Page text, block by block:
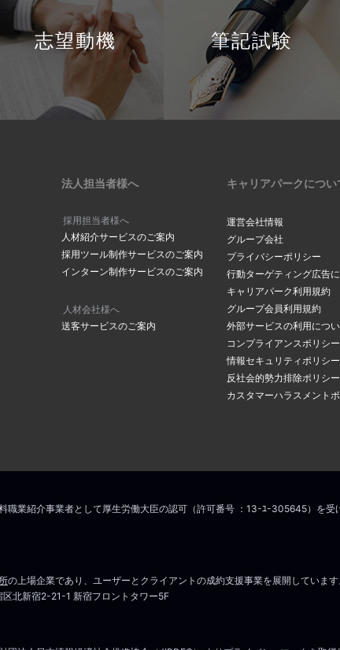
志望動機 筆記試験
法人担当者様へ
採用担当者様へ
人材紹介サービスのご案内
採用ツール制作サービスのご案内
インターン制作サービスのご案内
人材会社様へ
送客サービスのご案内
キャリアパークについ
運営会社情報
グループ会社
プライバシーポリシー
行動ターゲティング広告
キャリアパーク利用規約
グループ会員利用規約
外部サービスの利用につ
コンプライアンスポリシー
情報セキュリティポリシー
反社会的勢力排除ポリシー
カスタマーハラスメント